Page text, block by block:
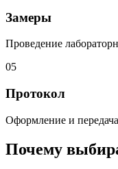
Замеры
Проведение
05
Протокол
Оформление и передача
Почему